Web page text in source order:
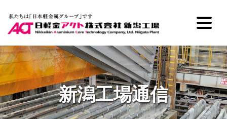
新潟工場通信